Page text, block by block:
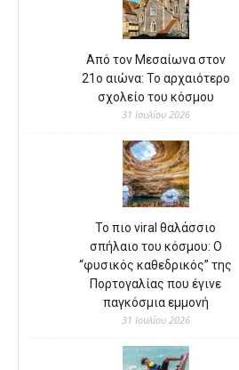
Από τον Μεσαίωνα στον
21ο αιώνα: Το αρχαιότερο
σχολείο του κόσμου
31 Ιουλίου 2026
Το πιο viral θαλάσσιο
σπήλαιο του κόσμου: Ο
“φυσικός καθεδρικός” της
Πορτογαλίας που έγινε
παγκόσμια εμμονή
31 Ιουλίου 2026